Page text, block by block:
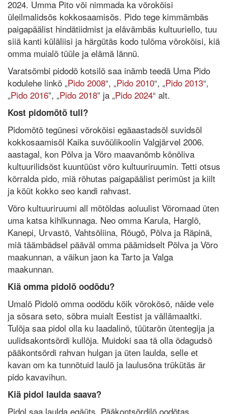
2024. Umma Pito või nimmada ka võrokõisi
üleilmalidsõs kokkosaamisõs. Pido tege kimmämbäs
paigapäälist hindätiidmist ja elävämbäs kultuuriello, tuu
siiä kanti küläliisi ja härgütäs kodo tulõma võrokõisi, kiä
omma muialõ tüüle ja elämä lännü.
Varatsõmbi pidodõ kotsilõ saa inämb teedä Uma Pido
kodulehe linkõ „Pido 2008“, „Pido 2010“, „Pido 2013“,
„Pido 2016”, „Pido 2018” ja „Pido 2024“ alt.
Kost pidomõtõ tull?
Pidomõtõ tegünesi võrokõisi egäaastadsõl suvidsõl
kokkosaamisõl Kaika suvõülikoolin Valgjärvel 2006.
aastagal, kon Põlva ja Võro maavanõmb kõnõliva
kultuurilidsõst kuuntüüst võro kultuuriruumin. Tetti otsus
kõrralda pido, miä rõhutas paigapäälist perimüst ja kiilt
ja köüt kokko seo kandi rahvast.
Võro kultuuriruumi all mõtõldas aoluulist Võromaad üten
uma katsa kihlkunnaga. Neo omma Karula, Harglõ,
Kanepi, Urvastõ, Vahtsõliina, Rõugõ, Põlva ja Räpinä,
miä täämbädsel pääväl omma päämidselt Põlva ja Võro
maakunnan, a väikun jaon ka Tarto ja Valga
maakunnan.
Kiä omma pidolõ oodõdu?
Umalõ Pidolõ omma oodõdu kõik võrokõsõ, näide vele
ja sõsara seto, sõbra muialt Eestist ja vällämaaltki.
Tulõja saa pidol olla ku laadalinõ, tüütarõn ütentegija ja
uulidsakontsõrdi kullõja. Muidoki saa tä olla õdagudsõ
pääkontsõrdi rahvan hulgan ja üten laulda, selle et
kavan om ka tunnõtuid laulõ ja laulusõna trükütäs är
pido kavavihun.
Kiä pidol laulda saava?
Pidol saa laulda egäüts. Pääkontsõrdilõ oodõtas